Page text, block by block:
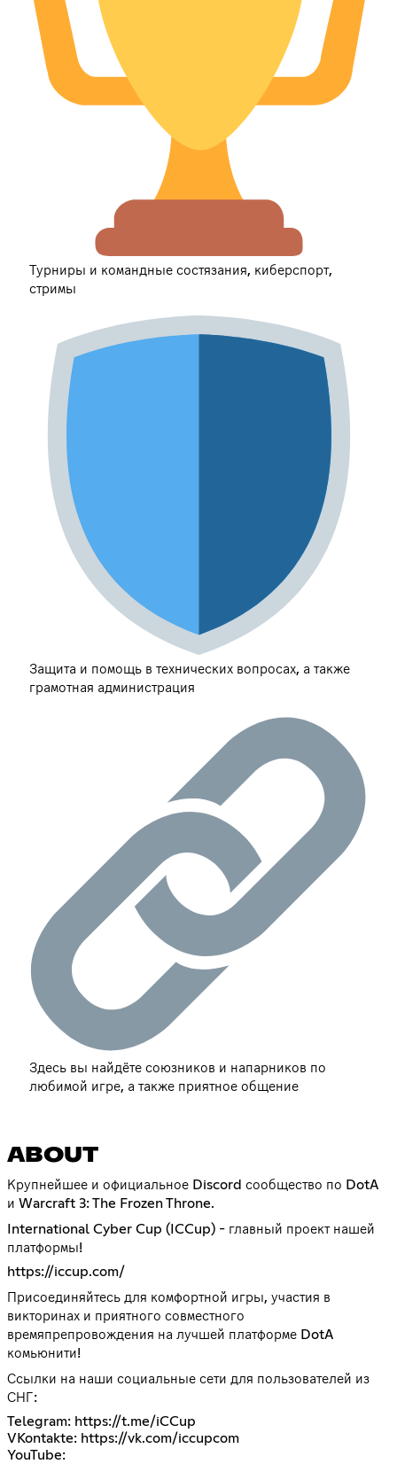
Турниры и командные состязания, киберспорт,
стримы
Защита и помощь в технических вопросах, а также
грамотная администрация
Здесь вы найдёте союзников и напарников по
любимой игре, а также приятное общение
ABOUT
Крупнейшее и официальное Discord сообщество по DotA
и Warcraft 3: The Frozen Throne.
International Cyber Cup (ICCup) - главный проект нашей
платформы!
https://iccup.com/
Присоединяйтесь для комфортной игры, участия в
викторинах и приятного совместного
времяпрепровождения на лучшей платформе DotA
комьюнити!
Ссылки на наши социальные сети для пользователей из
СНГ:
Telegram: https://t.me/iCCup
VKontakte: https://vk.com/iccupcom
YouTube: